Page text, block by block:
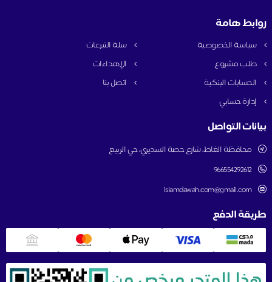
روابط هامة
سياسة الخصوصية
سلة التبرعات
طلب مشروع
الإهداءات
الحسابات البنكية
اتصل بنا
إدارة حسابي
بيانات التواصل
محافظة الغاط، شارع حصة السديري، حي الربيع
966554292612
islamdawah.com@gmail.com
طريقة الدفع